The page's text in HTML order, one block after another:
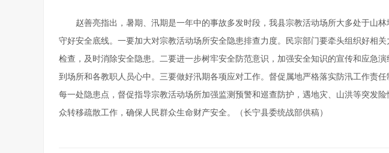
赵善亮指出，暑期、汛期是一年中的事故多发时段，我县宗教活动场所大多处于山
守好安全底线。一要加大对宗教活动场所安全隐患排查力度。民宗部门要牵头组织好相
检查，及时消除安全隐患。二要进一步树牢安全防范意识，加强安全知识的宣传和应急演
到场所和各教职人员心中。三要做好汛期各项应对工作。督促属地严格落实防汛工作责任
每一处隐患点，督促指导宗教活动场所加强监测预警和巡查防护，遇地灾、山洪等突发
众转移疏散工作，确保人民群众生命财产安全。（长宁县委统战部供稿）